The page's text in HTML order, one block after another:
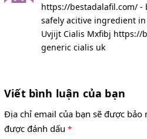
https://bestadalafil.com/ -
safely acitive ingredient
Uvjijt Cialis Mxfibj https://
generic cialis uk
Viết bình luận của bạn
Địa chỉ email của bạn sẽ được bảo
được đánh dấu *